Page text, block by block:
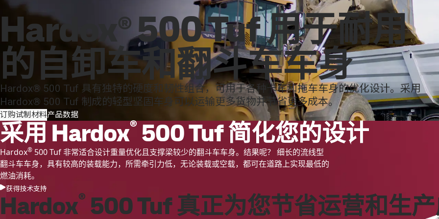
品牌&产品 无化石钢 MySSAB
品牌&产品
Hardox® 500 Tuf 用于耐用
的自卸车和翻斗车车身
Hardox® 500 Tuf 具有独特的硬度和韧性组合，可用于各种卡车和拖车车身的优化设计。采用
Hardox® 500 Tuf 制成的轻型坚固车身可以运输更多货物并节省更多成本。
订购试制材料产品数据
采用 Hardox® 500 Tuf 简化您的设计
Hardox® 500 Tuf 非常适合设计重量优化且支撑梁较少的翻斗车车身。结果呢？ 细长的流线型
翻斗车车身，具有较高的装载能力，所需牵引力低，无论装载或空载，都可在道路上实现最低的
燃油消耗。
获得技术支持
Hardox® 500 Tuf 真正为您节省运营和生